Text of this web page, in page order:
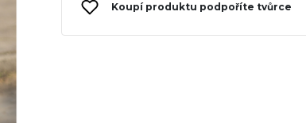
Koupí produktu podpoříte tvůrce